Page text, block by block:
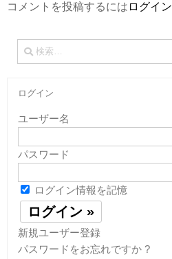
コメントを投稿するには ログイン
検
索:
ログイン
ユーザー名
パスワード
ログイン情報を記憶
新規ユーザー登録
パスワードをお忘れですか ?